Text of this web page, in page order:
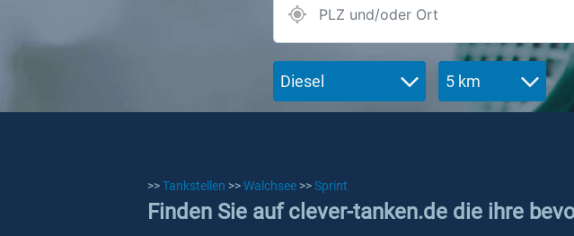
Diesel 5 km
>>Tankstellen >>Walchsee >>Sprint
Finden Sie auf clever-tanken.de die ihre